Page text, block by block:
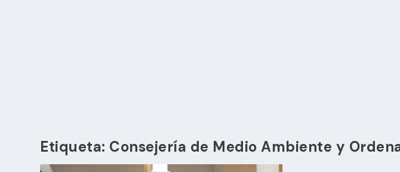
Etiqueta: Consejería de Medio Ambiente y